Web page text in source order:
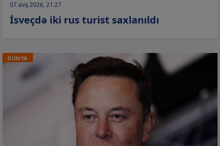
07 avq 2026, 21:27
İsveçdə iki rus turist saxlanıldı
DÜNYA